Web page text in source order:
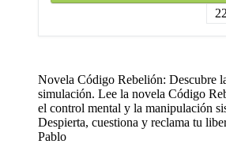
Novela Código Rebelión: Descubre
simulación. Lee la novela Código
el control mental y la manipulación
Despierta, cuestiona y reclama tu
Pablo